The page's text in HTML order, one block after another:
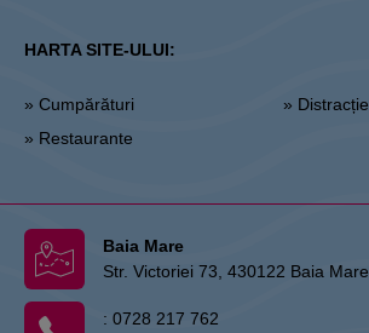
HARTA SITE-ULUI:
» Cumpărături
» Restaurante
» Distracție
Baia Mare
Str. Victoriei 73, 430122 Baia Mare
: 0728 217 762